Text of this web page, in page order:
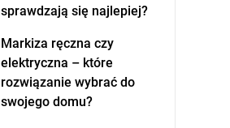
sprawdzają się najlepiej?
Markiza ręczna czy
elektryczna – które
rozwiązanie wybrać do
swojego domu?